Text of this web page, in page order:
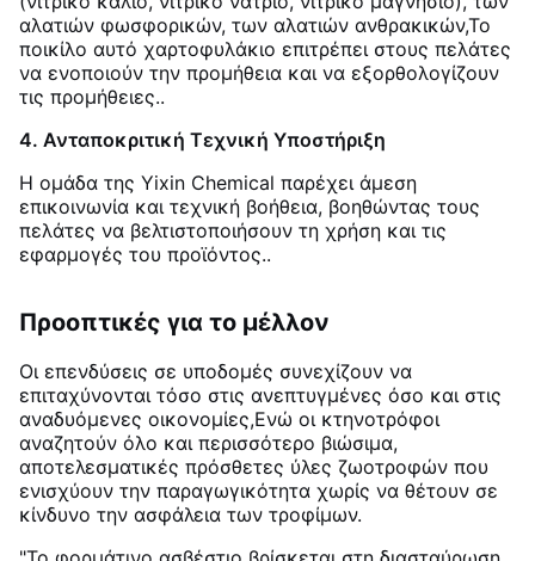
αλατιών φωσφορικών, των αλατιών ανθρακικών,Το
ποικίλο αυτό χαρτοφυλάκιο επιτρέπει στους πελάτες
να ενοποιούν την προμήθεια και να εξορθολογίζουν
τις προμήθειες..
4. Ανταποκριτική Τεχνική Υποστήριξη
Η ομάδα της Yixin Chemical παρέχει άμεση
επικοινωνία και τεχνική βοήθεια, βοηθώντας τους
πελάτες να βελτιστοποιήσουν τη χρήση και τις
εφαρμογές του προϊόντος..
Προοπτικές για το μέλλον
Οι επενδύσεις σε υποδομές συνεχίζουν να
επιταχύνονται τόσο στις ανεπτυγμένες όσο και στις
αναδυόμενες οικονομίες,Ενώ οι κτηνοτρόφοι
αναζητούν όλο και περισσότερο βιώσιμα,
αποτελεσματικές πρόσθετες ύλες ζωοτροφών που
ενισχύουν την παραγωγικότητα χωρίς να θέτουν σε
κίνδυνο την ασφάλεια των τροφίμων.